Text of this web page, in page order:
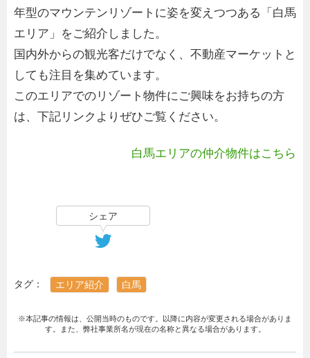
年型のマウンテンリゾートに姿を変えつつある「白馬
エリア」をご紹介しました。
国内外からの観光客だけでなく、不動産マーケットと
しても注目を集めています。
このエリアでのリゾート物件にご興味をお持ちの方
は、下記リンクよりぜひご覧ください。
白馬エリアの仲介物件はこちら
シェア
タグ： エリア紹介 白馬
※本記事の情報は、公開当時のものです。以降に内容が変更される場合がありま
す。また、弊社事業所名が現在の名称と異なる場合があります。